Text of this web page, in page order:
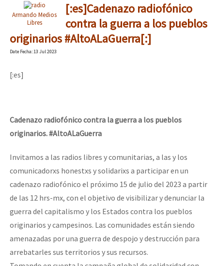
Armando Medios
Libres
[:es]Cadenazo radiofónico
contra la guerra a los pueblos
originarios #AltoALaGuerra[:]
DateFecha: 13 Jul 2023
[:es]
Cadenazo radiofónico contra la guerra a los pueblos
originarios. #AltoALaGuerra
Invitamos a las radios libres y comunitarias, a las y los
comunicadorxs honestxs y solidarixs a participar en un
cadenazo radiofónico el próximo 15 de julio del 2023 a partir
de las 12 hrs-mx, con el objetivo de visibilizar y denunciar la
guerra del capitalismo y los Estados contra los pueblos
originarios y campesinos. Las comunidades están siendo
amenazadas por una guerra de despojo y destrucción para
arrebatarles sus territorios y sus recursos.